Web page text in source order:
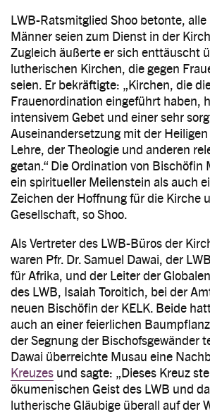
LWB-Ratsmitglied Shoo betonte,
Männer seien zum Dienst in der
Zugleich äußerte er sich enttäuscht
lutherischen Kirchen, die gegen
seien. Er bekräftigte: „Kirchen, die
Frauenordination eingeführt haben,
intensivem Gebet und einer sehr
Auseinandersetzung mit der
Lehre, der Theologie und anderen
getan.“ Die Ordination von Bischöfin
ein spiritueller Meilenstein als auch
Zeichen der Hoffnung für die Kirche
Gesellschaft, so Shoo.
Als Vertreter des LWB-Büros der
waren Pfr. Dr. Samuel Dawai, der
für Afrika, und der Leiter der
des LWB, Isaiah Toroitich, bei der
neuen Bischöfin der KELK. Beide
auch an einer feierlichen
der Segnung der Bischofsgewänder
Dawai überreichte Musau eine
Kreuzes und sagte: „Dieses Kreuz
ökumenischen Geist des LWB und
lutherische Gläubige überall auf der